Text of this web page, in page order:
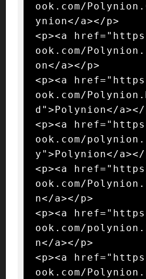
ook.com/
ynion</a></p>
<p><a
ook.com/
on</a></p>
<p><a
ook.com/
d">Polynion</a></
<p><a
ook.com/
y">Polynion</a></
<p><a
ook.com/
n</a></p>
<p><a
ook.com/
n</a></p>
<p><a
ook.com/